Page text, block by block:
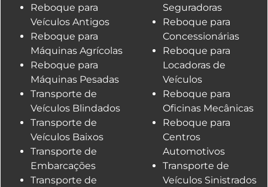
Reboque para
Veículos Antigos
Reboque para
Máquinas Agrícolas
Reboque para
Máquinas Pesadas
Transporte de
Veículos Blindados
Transporte de
Veículos Baixos
Transporte de
Embarcações
Transporte de
Seguradoras
Reboque para
Concessionárias
Reboque para
Locadoras de
Veículos
Reboque para
Oficinas Mecânicas
Reboque para
Centros
Automotivos
Transporte de
Veículos Sinistrados